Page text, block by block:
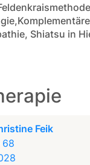
Shiatsu in
Feik
68